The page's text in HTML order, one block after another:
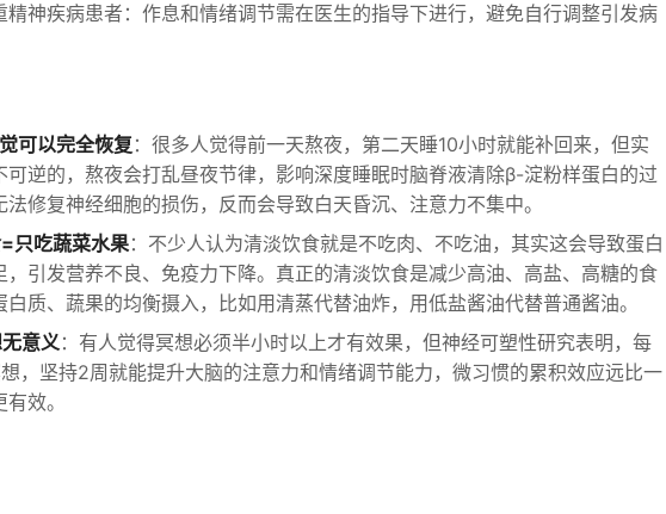
精神疾病患者：作息和情绪调节需在医生的指导下进行，避免自行调整引发病
可以完全恢复 ：很多人觉得前一天熬夜，第二天睡10小时就能补回来，但实
可逆的，熬夜会打乱昼夜节律，影响深度睡眠时脑脊液清除β-淀粉样蛋白的过
修复神经细胞的损伤，反而会导致白天昏沉、注意力不集中。
只吃蔬菜水果：不少人认为清淡饮食就是不吃肉、不吃油，其实这会导致蛋白
，引发营养不良、免疫力下降。真正的清淡饮食是减少高油、高盐、高糖的食
质、蔬果的均衡摄入，比如用清蒸代替油炸，用低盐酱油代替普通酱油。
意义：有人觉得冥想必须半小时以上才有效果，但神经可塑性研究表明，每
，坚持2周就能提升大脑的注意力和情绪调节能力，微习惯的累积效应远比一
效。